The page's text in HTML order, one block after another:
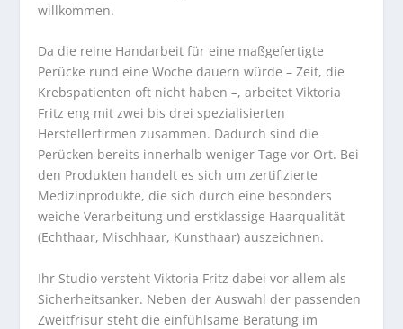
willkommen.
Da die reine Handarbeit für eine maßgefertigte
Perücke rund eine Woche dauern würde – Zeit, die
Krebspatienten oft nicht haben –, arbeitet Viktoria
Fritz eng mit zwei bis drei spezialisierten
Herstellerfirmen zusammen. Dadurch sind die
Perücken bereits innerhalb weniger Tage vor Ort. Bei
den Produkten handelt es sich um zertifizierte
Medizinprodukte, die sich durch eine besonders
weiche Verarbeitung und erstklassige Haarqualität
(Echthaar, Mischhaar, Kunsthaar) auszeichnen.
Ihr Studio versteht Viktoria Fritz dabei vor allem als
Sicherheitsanker. Neben der Auswahl der passenden
Zweitfrisur steht die einfühlsame Beratung im